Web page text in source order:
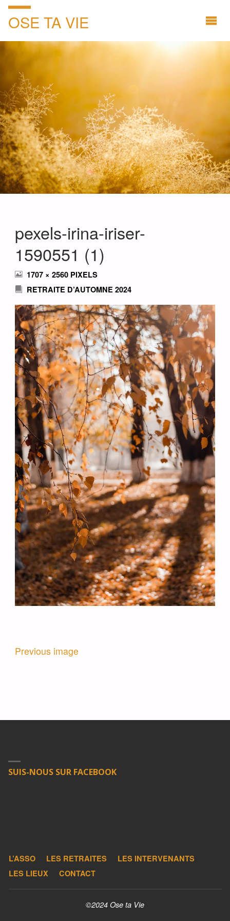
OSE TA VIE
pexels-irina-iriser-
1590551 (1)
FULL
SIZE
1707 × 2560 PIXELS
RETRAITE D’AUTOMNE 2024
Previous image
SUIS-NOUS SUR FACEBOOK
L’ASSO LES RETRAITES
LES INTERVENANTS
LES LIEUX
CONTACT
©2024 Ose ta Vie